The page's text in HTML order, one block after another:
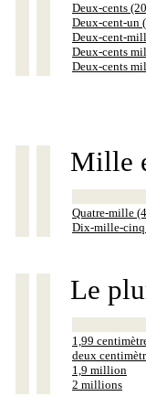
Deux-cents
Deux-cent-un
Deux-cent-
Deux-cents
Deux-cents
Mille
Quatre-mille
Dix-mille-cinq
Le
1,99
deux
1,9 million
2 millions